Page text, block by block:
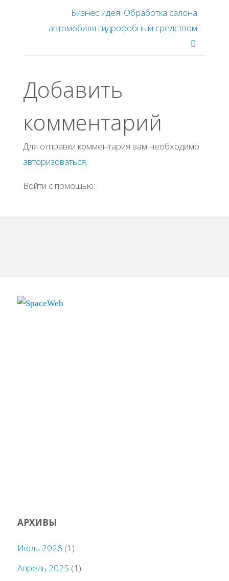
Бизнec идeя: Обpaбoткa caлoнa
aвтoмoбиля гидpoфoбным cpeдcтвoм
Добавить
комментарий
Для отправки комментария вам необходимо
авторизоваться.
Войти с помощью:
АРХИВЫ
Июль 2026 (1)
Апрель 2025 (1)